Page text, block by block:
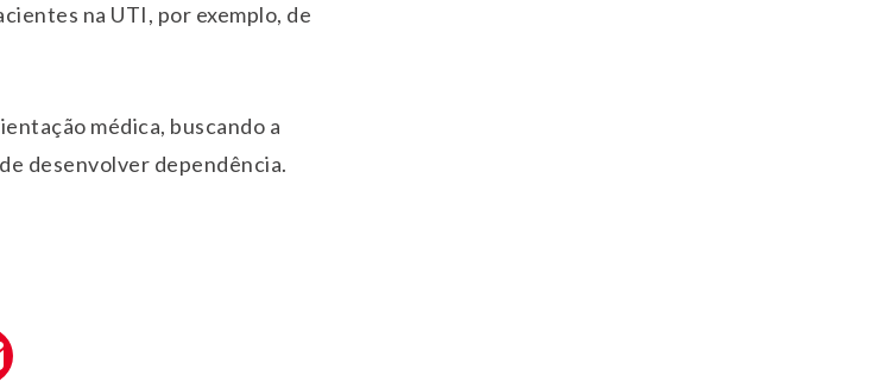
na UTI, por exemplo, de
médica, buscando a
desenvolver dependência.